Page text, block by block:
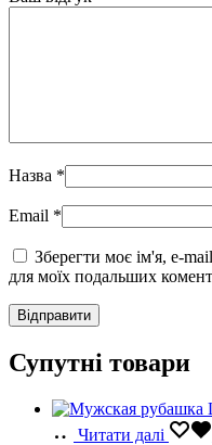
Назва *
Email *
Зберегти моє ім'я, e-
для моїх подальших
Супутні товари
Читати далі